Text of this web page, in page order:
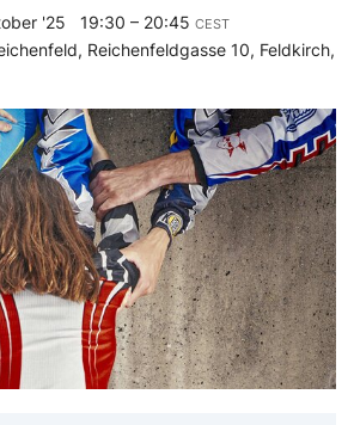
'25 19:30 – 20:45CEST
Reichenfeldgasse 10, Feldkirch,